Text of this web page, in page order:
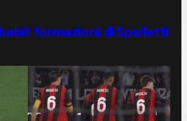
formazioni di Spalletti